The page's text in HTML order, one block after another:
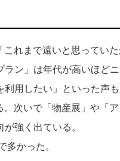
れまで遠いと思っていた
ン」は年代が高いほど
用したい」といった声
次いで「物産展」や「
強く出ている。
かった。